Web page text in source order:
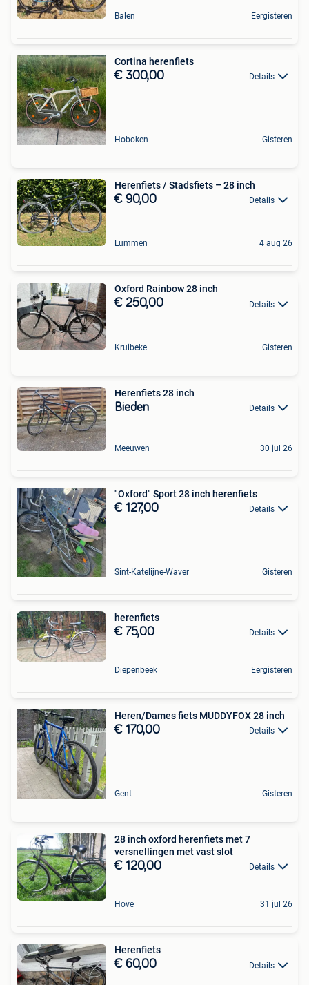
Balen Eergisteren
Cortina herenfiets
€ 300,00 Details
Hoboken Gisteren
Herenfiets / Stadsfiets – 28 inch
€ 90,00 Details
Lummen 4 aug 26
Oxford Rainbow 28 inch
€ 250,00 Details
Kruibeke Gisteren
Herenfiets 28 inch
Bieden Details
Meeuwen 30 jul 26
"Oxford" Sport 28 inch herenfiets
€ 127,00 Details
Sint-Katelijne-Waver Gisteren
herenfiets
€ 75,00 Details
Diepenbeek Eergisteren
Heren/Dames fiets MUDDYFOX 28 inch
€ 170,00 Details
Gent Gisteren
28 inch oxford herenfiets met 7
versnellingen met vast slot
€ 120,00 Details
Hove 31 jul 26
Herenfiets
€ 60,00 Details